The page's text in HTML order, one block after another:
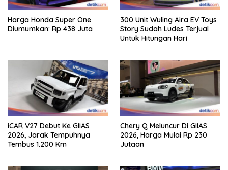
Harga Honda Super One
Diumumkan: Rp 438 Juta
300 Unit Wuling Aira EV Toys
Story Sudah Ludes Terjual
Untuk Hitungan Hari
iCAR V27 Debut Ke GIIAS
2026, Jarak Tempuhnya
Tembus 1.200 Km
Chery Q Meluncur Di GIIAS
2026, Harga Mulai Rp 230
Jutaan